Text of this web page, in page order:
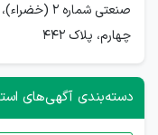
صنعتی
چهارم، پلاک 442
دسته‌بندی آگهی‌های